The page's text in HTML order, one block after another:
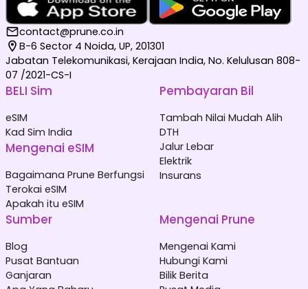
contact@prune.co.in
B-6 Sector 4 Noida, UP, 201301
Jabatan Telekomunikasi, Kerajaan India, No. Kelulusan 808-
07 /2021-CS-I
BELI Sim
eSIM
Kad Sim India
Mengenai eSIM
Bagaimana Prune Berfungsi
Terokai eSIM
Apakah itu eSIM
Pembayaran Bil
Tambah Nilai Mudah Alih
DTH
Jalur Lebar
Elektrik
Insurans
Sumber
Blog
Pusat Bantuan
Ganjaran
Mengenai Prune
Mengenai Kami
Hubungi Kami
Bilik Berita